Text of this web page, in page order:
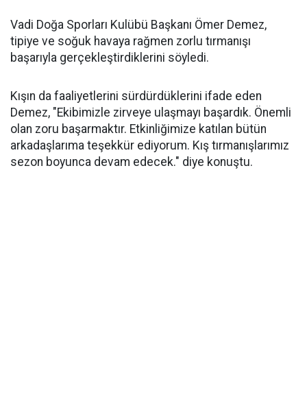
Vadi Doğa Sporları Kulübü Başkanı Ömer Demez,
tipiye ve soğuk havaya rağmen zorlu tırmanışı
başarıyla gerçekleştirdiklerini söyledi.
Kışın da faaliyetlerini sürdürdüklerini ifade eden
Demez, "Ekibimizle zirveye ulaşmayı başardık. Önemli
olan zoru başarmaktır. Etkinliğimize katılan bütün
arkadaşlarıma teşekkür ediyorum. Kış tırmanışlarımız
sezon boyunca devam edecek." diye konuştu.